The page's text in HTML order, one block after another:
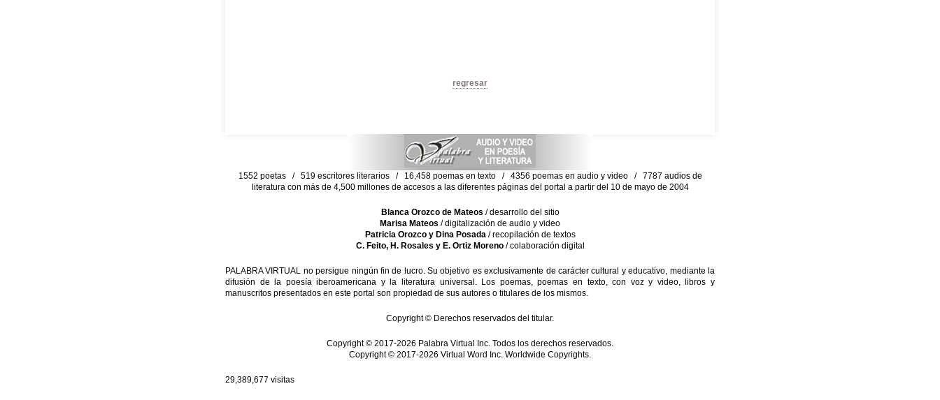
regresar
1552 poetas / 519 escritores literarios / 16,458 poemas en texto / 4356 poemas en audio y video / 7787 audios de
literatura con más de 4,500 millones de accesos a las diferentes páginas del portal a partir del 10 de mayo de 2004
Blanca Orozco de Mateos / desarrollo del sitio
Marisa Mateos / digitalización de audio y video
Patricia Orozco y Dina Posada/ recopilación de textos
C. Feito, H. Rosales y E. Ortiz Moreno/ colaboración digital
PALABRA VIRTUAL no persigue ningún fin de lucro. Su objetivo es exclusivamente de carácter cultural y educativo, mediante la
difusión de la poesía iberoamericana y la literatura universal. Los poemas, poemas en texto, con voz y video, libros y
manuscritos presentados en este portal son propiedad de sus autores o titulares de los mismos.
Copyright © Derechos reservados del titular.
Copyright © 2017-2026 Palabra Virtual Inc. Todos los derechos reservados.
Copyright © 2017-2026 Virtual Word Inc. Worldwide Copyrights.
29,389,677 visitas